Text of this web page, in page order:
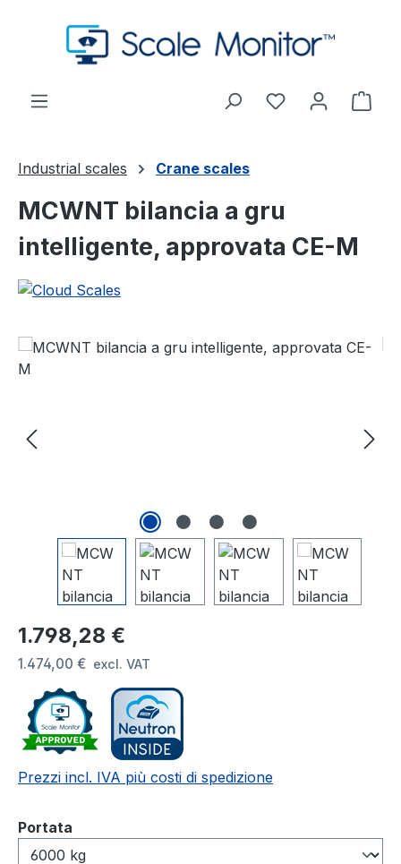
Passa al contenuto principale
Hai 0 articoliIl
Industrial scales Crane scales
MCWNT bilancia a gru
intelligente, approvata CE-M
Prezzo normale:
1.798,28 €
1.474,00 € excl. VAT
Prezzi incl. IVA più costi di spedizione
Seleziona
Portata